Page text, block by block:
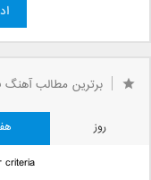
برترین مطالب آهنگ
روز